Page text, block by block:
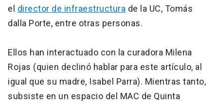
el director de infraestructura de la UC, Tomás
dalla Porte, entre otras personas.
Ellos han interactuado con la curadora Milena
Rojas (quien declinó hablar para este artículo, al
igual que su madre, Isabel Parra). Mientras tanto,
subsiste en un espacio del MAC de Quinta